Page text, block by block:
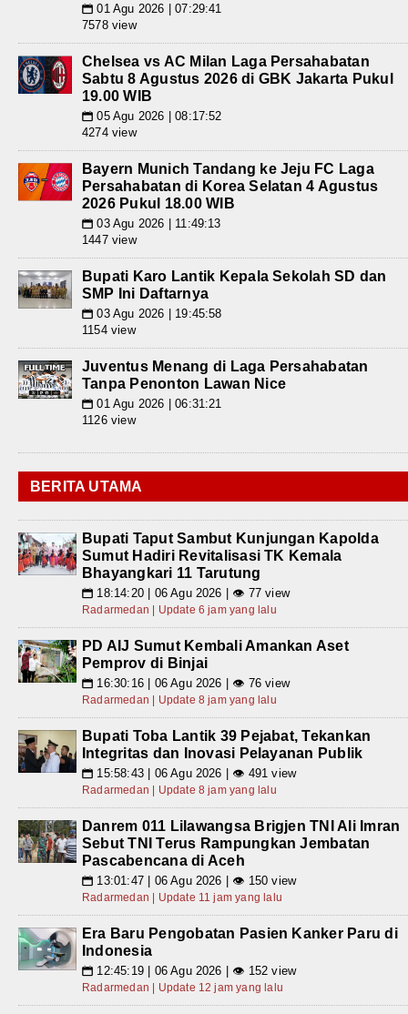
📅 01 Agu 2026 | 07:29:41
7578 view
Chelsea vs AC Milan Laga Persahabatan
Sabtu 8 Agustus 2026 di GBK Jakarta Pukul
19.00 WIB
📅 05 Agu 2026 | 08:17:52
4274 view
Bayern Munich Tandang ke Jeju FC Laga
Persahabatan di Korea Selatan 4 Agustus
2026 Pukul 18.00 WIB
📅 03 Agu 2026 | 11:49:13
1447 view
Bupati Karo Lantik Kepala Sekolah SD dan
SMP Ini Daftarnya
📅 03 Agu 2026 | 19:45:58
1154 view
Juventus Menang di Laga Persahabatan
Tanpa Penonton Lawan Nice
📅 01 Agu 2026 | 06:31:21
1126 view
BERITA UTAMA
Bupati Taput Sambut Kunjungan Kapolda
Sumut Hadiri Revitalisasi TK Kemala
Bhayangkari 11 Tarutung
📅 18:14:20 | 06 Agu 2026 | 👁 77 view
Radarmedan | Update 6 jam yang lalu
PD AIJ Sumut Kembali Amankan Aset
Pemprov di Binjai
📅 16:30:16 | 06 Agu 2026 | 👁 76 view
Radarmedan | Update 8 jam yang lalu
Bupati Toba Lantik 39 Pejabat, Tekankan
Integritas dan Inovasi Pelayanan Publik
📅 15:58:43 | 06 Agu 2026 | 👁 491 view
Radarmedan | Update 8 jam yang lalu
Danrem 011 Lilawangsa Brigjen TNI Ali Imran
Sebut TNI Terus Rampungkan Jembatan
Pascabencana di Aceh
📅 13:01:47 | 06 Agu 2026 | 👁 150 view
Radarmedan | Update 11 jam yang lalu
Era Baru Pengobatan Pasien Kanker Paru di
Indonesia
📅 12:45:19 | 06 Agu 2026 | 👁 152 view
Radarmedan | Update 12 jam yang lalu